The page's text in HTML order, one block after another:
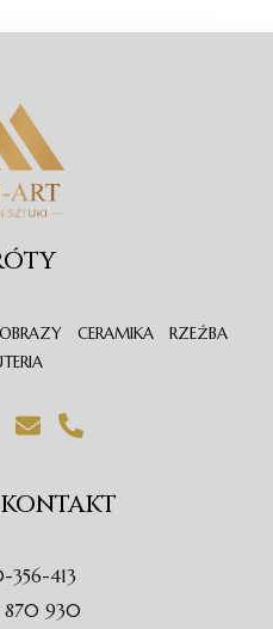
OBRAZY CERAMIKA
RZEŹBA
E
n
l
p
e
P
h
n
e
a
l
t
356-413
870 930